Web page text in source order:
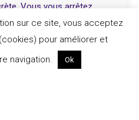
Vous vous arrêtez,
Un battement d’ailes,
mêlé à celui, éloquent,
sur ce site, vous acceptez
pour améliorer et
navigation.
Ok